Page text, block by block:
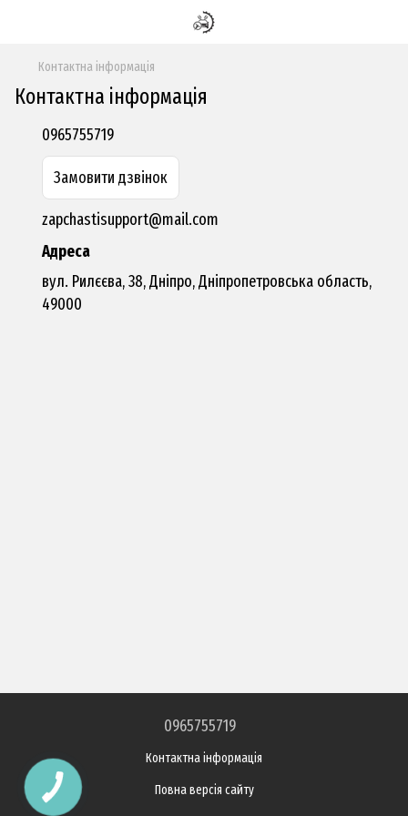
Контактна інформація
Контактна інформація
0965755719
Замовити дзвінок
zapchastisupport@mail.com
Адреса
вул. Рилєєва, 38, Дніпро, Дніпропетровська область,
49000
0965755719
Контактна інформація
Повна версія сайту